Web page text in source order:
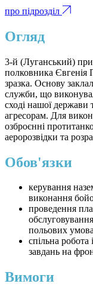
про підрозділ
Огляд
3-й (Луганський)
полковника Євгенія
зразка. Основу
служби, що
сході нашої держави
агресорам. Для
озброєнні
аеророзвідки та
Обов'язки
керування
виконання
проведення
польових
спільна
завдань на
Вимоги